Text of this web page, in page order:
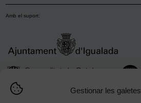
Gestionar les galetes
Amb el suport: